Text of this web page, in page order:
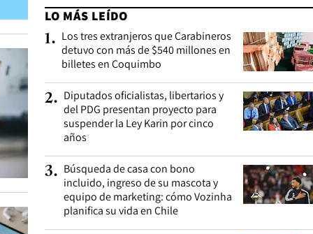
LO MÁS LEÍDO
1. Los tres extranjeros que Carabineros
detuvo con más de $540 millones en
billetes en Coquimbo
2. Diputados oficialistas, libertarios y
del PDG presentan proyecto para
suspender la Ley Karin por cinco
años
3. Búsqueda de casa con bono
incluido, ingreso de su mascota y
equipo de marketing: cómo Vozinha
planifica su vida en Chile